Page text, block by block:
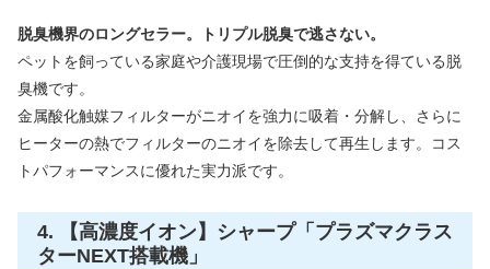
脱臭機界のロングセラー。トリプル脱臭で逃さない。
ペットを飼っている家庭や介護現場で圧倒的な支持を得ている脱
臭機です。
金属酸化触媒フィルターがニオイを強力に吸着・分解し、さらに
ヒーターの熱でフィルターのニオイを除去して再生します。コス
トパフォーマンスに優れた実力派です。
4. 【高濃度イオン】シャープ「プラズマクラス
ターNEXT搭載機」